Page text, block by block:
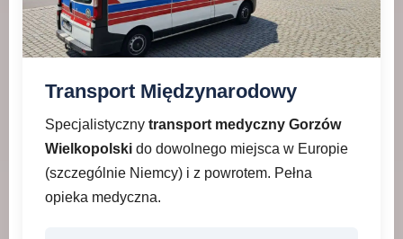
Transport Międzynarodowy
Specjalistyczny transport medyczny Gorzów
Wielkopolski do dowolnego miejsca w Europie
(szczególnie Niemcy) i z powrotem. Pełna
opieka medyczna.